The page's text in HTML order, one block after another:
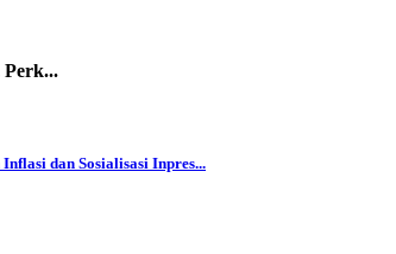
dan Sosialisasi Inpres...